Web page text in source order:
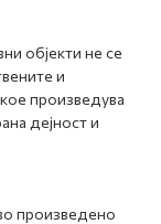
објекти не се
и
произведува
дејност и
произведено